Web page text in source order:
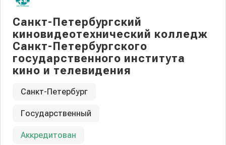
Санкт-Петербургский
киновидеотехнический колледж
Санкт-Петербургского
государственного института
кино и телевидения
Санкт-Петербург
Государственный
Аккредитован